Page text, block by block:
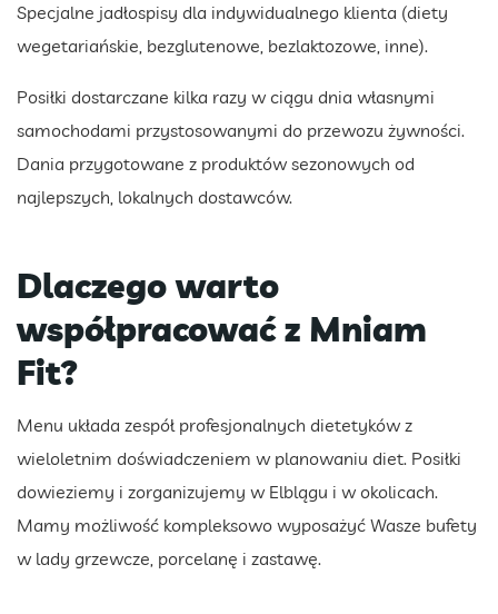
Specjalne jadłospisy dla indywidualnego klienta (diety
wegetariańskie, bezglutenowe, bezlaktozowe, inne).
Posiłki dostarczane kilka razy w ciągu dnia własnymi
samochodami przystosowanymi do przewozu żywności.
Dania przygotowane z produktów sezonowych od
najlepszych, lokalnych dostawców.
Dlaczego warto
współpracować z Mniam
Fit?
Menu układa zespół profesjonalnych dietetyków z
wieloletnim doświadczeniem w planowaniu diet. Posiłki
dowieziemy i zorganizujemy w Elblągu i w okolicach.
Mamy możliwość kompleksowo wyposażyć Wasze bufety
w lady grzewcze, porcelanę i zastawę.